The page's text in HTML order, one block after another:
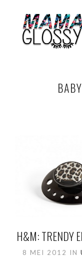
H&M: TRENDY
8 MEI 2012 IN